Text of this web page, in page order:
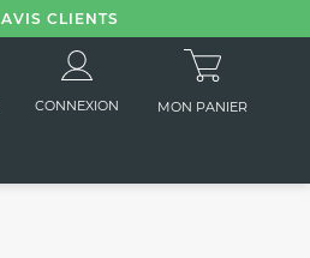
AVIS CLIENTS
CONNEXION MON PANIER